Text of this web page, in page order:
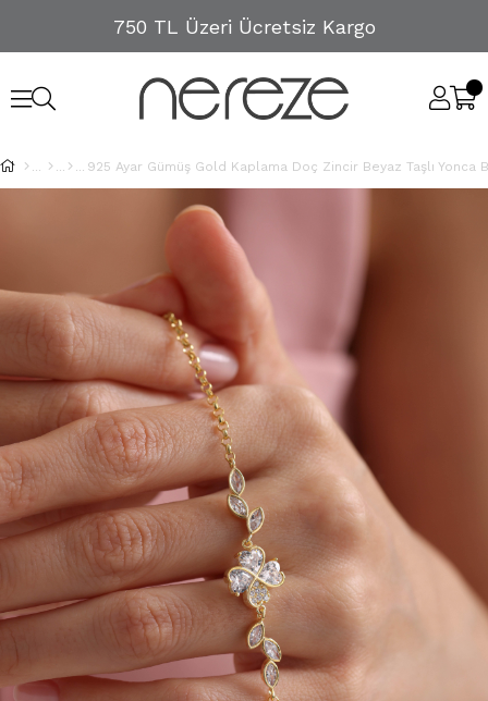
750 TL Üzeri Ücretsiz Kargo
925 Ayar Gümüş Gold Kaplama Doç Zincir Beyaz Taşlı Yonca